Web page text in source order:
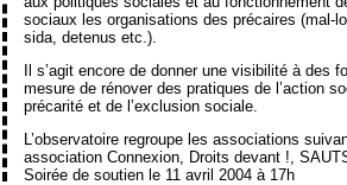
sociaux les organisations des précaires (mal-
sida, detenus etc.).
Il s’agit encore de donner une visibilité à des
mesure de rénover des pratiques de l’action
précarité et de l’exclusion sociale.
L’observatoire regroupe les associations
association Connexion, Droits devant !,
Soirée de soutien le 11 avril 2004 à 17h